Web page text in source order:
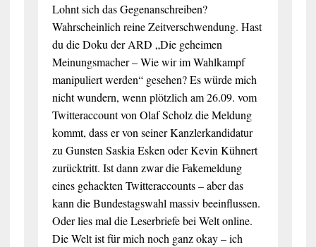
Lohnt sich das Gegenanschreiben?
Wahrscheinlich reine Zeitverschwendung. Hast
du die Doku der ARD „Die geheimen
Meinungsmacher – Wie wir im Wahlkampf
manipuliert werden“ gesehen? Es würde mich
nicht wundern, wenn plötzlich am 26.09. vom
Twitteraccount von Olaf Scholz die Meldung
kommt, dass er von seiner Kanzlerkandidatur
zu Gunsten Saskia Esken oder Kevin Kühnert
zurücktritt. Ist dann zwar die Fakemeldung
eines gehackten Twitteraccounts – aber das
kann die Bundestagswahl massiv beeinflussen.
Oder lies mal die Leserbriefe bei Welt online.
Die Welt ist für mich noch ganz okay – ich